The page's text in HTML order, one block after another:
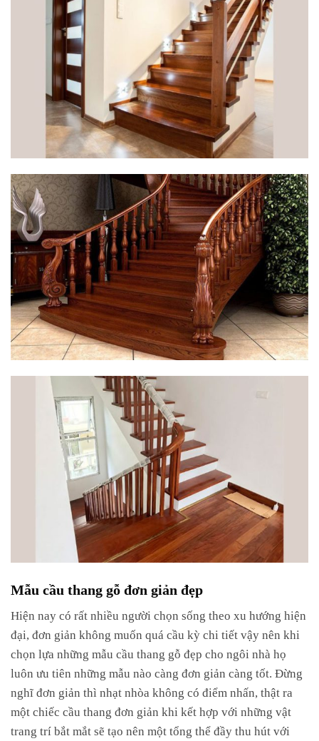
Mẫu cầu thang gỗ đơn giản đẹp
Hiện nay có rất nhiều người chọn sống theo xu hướng hiện
đại, đơn giản không muốn quá cầu kỳ chi tiết vậy nên khi
chọn lựa những mẫu cầu thang gỗ đẹp cho ngôi nhà họ
luôn ưu tiên những mẫu nào càng đơn giản càng tốt. Đừng
nghĩ đơn giản thì nhạt nhòa không có điểm nhấn, thật ra
một chiếc cầu thang đơn giản khi kết hợp với những vật
trang trí bắt mắt sẽ tạo nên một tổng thể đầy thu hút với